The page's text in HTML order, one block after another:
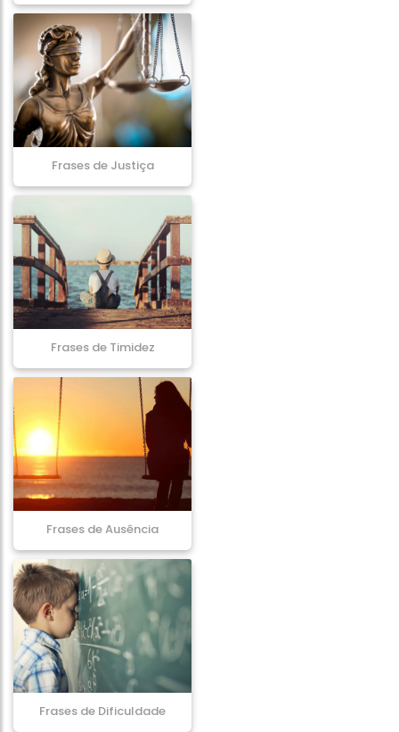
Frases de Justiça
Frases de Timidez
Frases de Ausência
Frases de Dificuldade